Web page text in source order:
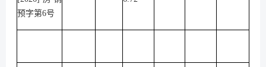
预字第6号